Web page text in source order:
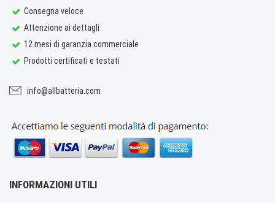
Consegna veloce
Attenzione ai dettagli
12 mesi di garanzia commerciale
Prodotti certificati e testati
info@allbatteria.com
INFORMAZIONI UTILI